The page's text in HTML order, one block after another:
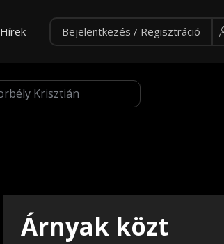
Hírek Bejelentkezés / Regisztráció
Árnyak közt